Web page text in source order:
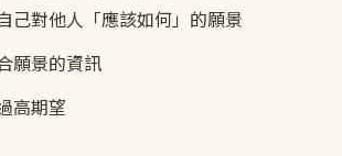
己對他人「應該如何」的願景
願景的資訊
高期望